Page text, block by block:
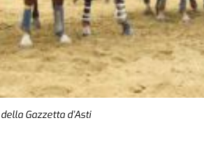
Gazzetta d’Asti